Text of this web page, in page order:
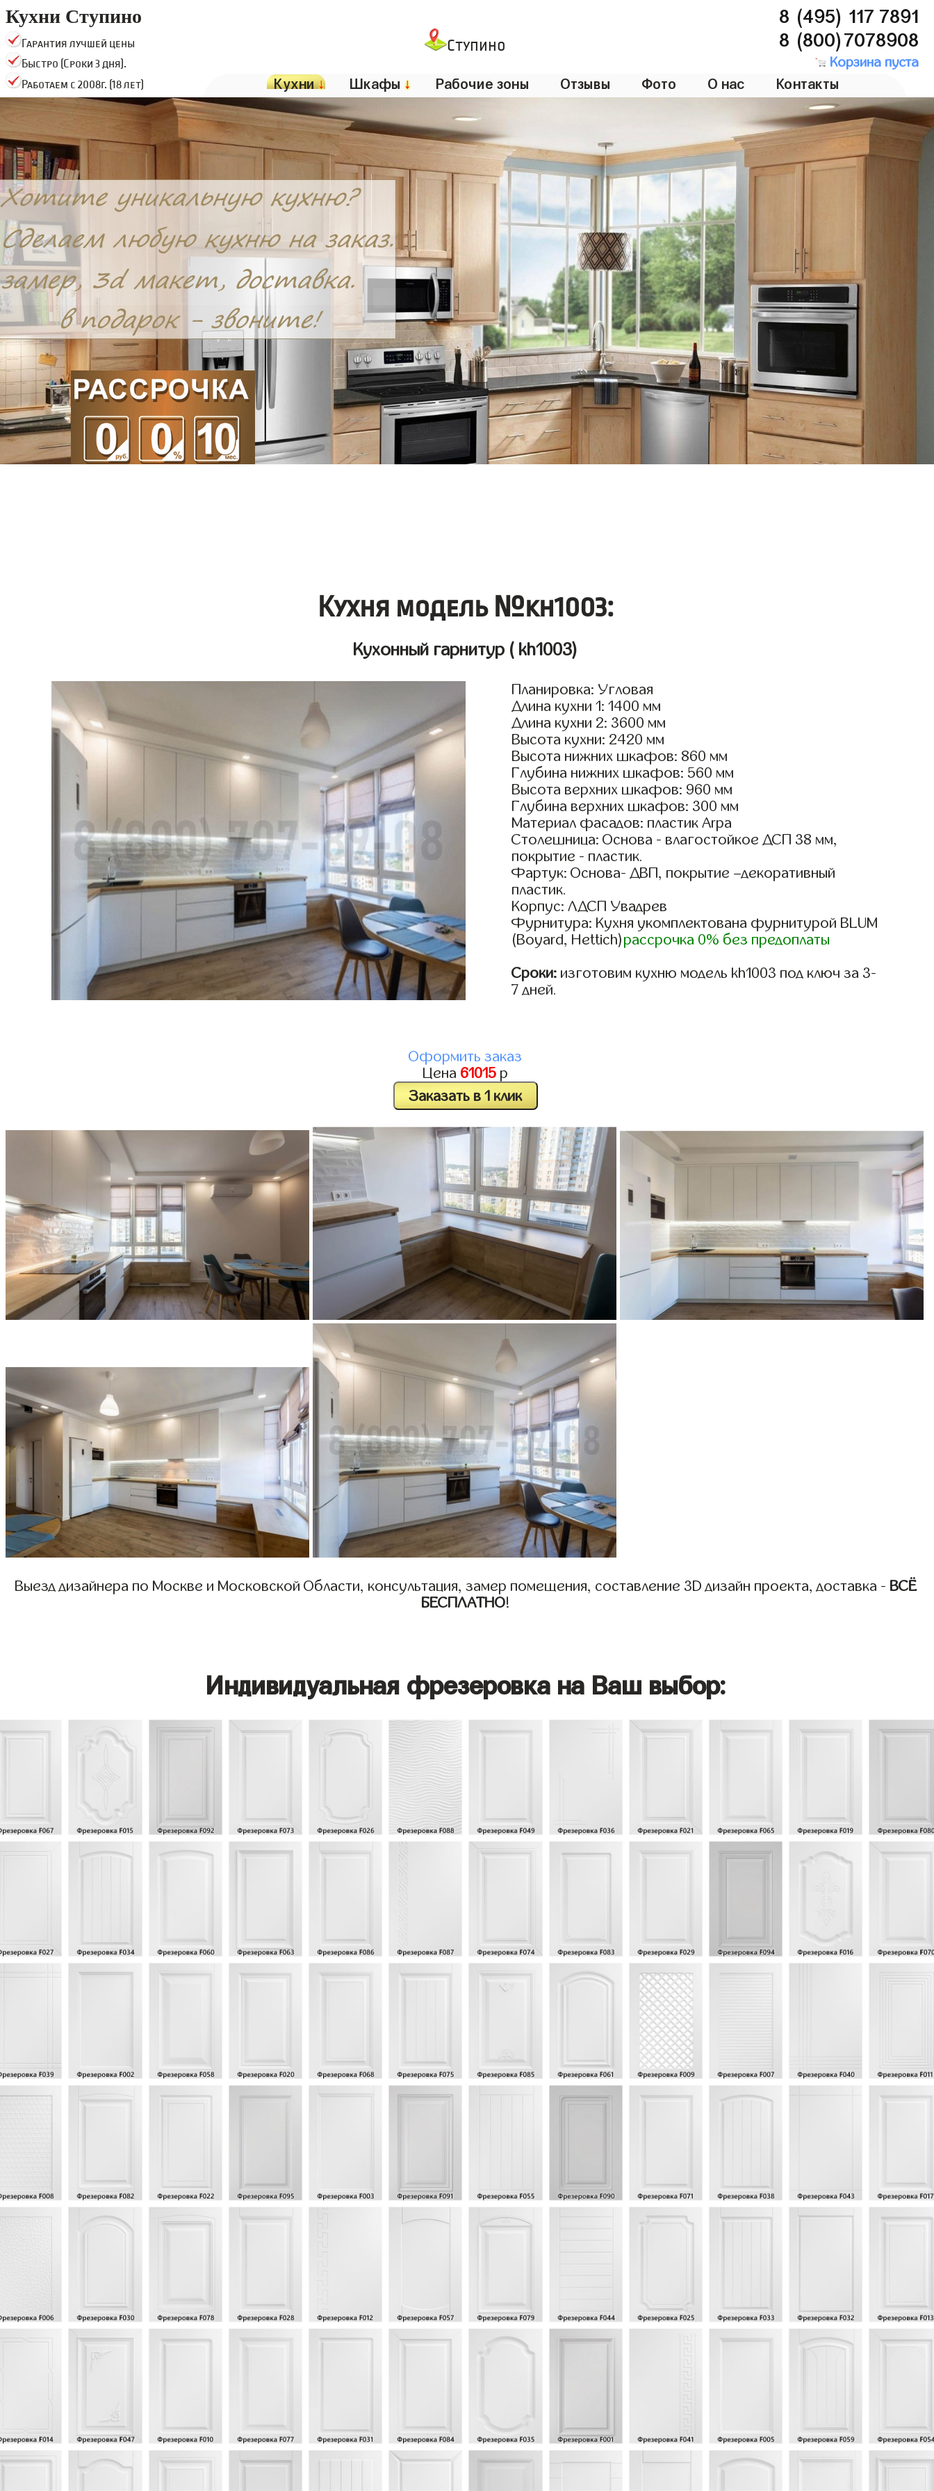
Кухни Ступино
Гарантия лучшей цены
Быстро (Сроки 3 дня).
Работаем с 2008г. (18 лет)
Ступино
8 (495) 117 7891
8 (800)7078908
Корзина пуста
Кухни↓ Шкафы ↓ Рабочие зоны Отзывы Фото О нас Контакты
Кухня модель №kh1003:
Кухонный гарнитур ( kh1003)
Планировка: Угловая
Длина кухни 1: 1400 мм
Длина кухни 2: 3600 мм
Высота кухни: 2420 мм
Высота нижних шкафов: 860 мм
Глубина нижних шкафов: 560 мм
Высота верхних шкафов: 960 мм
Глубина верхних шкафов: 300 мм
Материал фасадов: пластик Arpa
Столешница: Основа - влагостойкое ДСП 38 мм,
покрытие - пластик.
Фартук: Основа- ДВП, покрытие –декоративный
пластик.
Корпус: ЛДСП Увадрев
Фурнитура: Кухня укомплектована фурнитурой BLUM
(Boyard, Hettich)рассрочка 0% без предоплаты
Сроки: изготовим кухню модель kh1003 под ключ за 3-
7 дней.
Оформить заказ
Цена 61015 р
Заказать в 1 клик
Выезд дизайнера по Москве и Московской Области, консультация, замер помещения, составление 3D дизайн проекта, доставка - ВСЁ
БЕСПЛАТНО!
Индивидуальная фрезеровка на Ваш выбор: